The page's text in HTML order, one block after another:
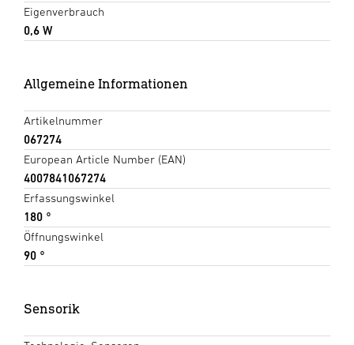
Eigenverbrauch
0,6 W
Allgemeine Informationen
Artikelnummer
067274
European Article Number (EAN)
4007841067274
Erfassungswinkel
180 °
Öffnungswinkel
90 °
Sensorik